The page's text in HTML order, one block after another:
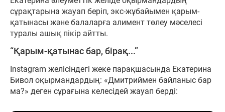
сұрақтарына жауап беріп, экс-жұбайымен қарым-
қатынасы және балаларға алимент төлеу мәселесі
туралы ашық пікір айтты.
“Қарым-қатынас бар, бірақ...”
Instagram желісіндегі жеке парақшасында Екатерина
Бивол оқырмандардың: «Дмитриймен байланыс бар
ма?» деген сұрағына келесідей жауап берді: